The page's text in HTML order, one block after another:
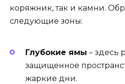
коряжник, так и камни.
следующие зоны:
Глубокие ямы – здесь
защищенное
жаркие дни.